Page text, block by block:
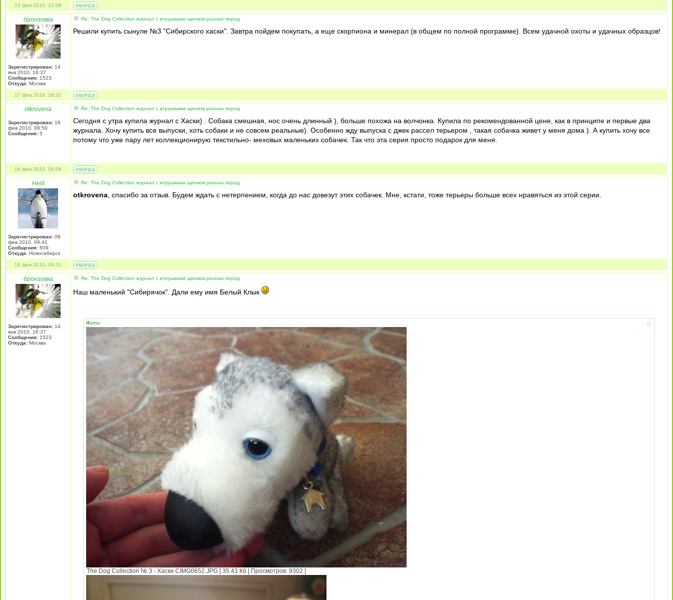
13 фев 2010, 22:09
бронзовка
Зарегистрирован: 14
янв 2010, 16:37
Сообщения: 1523
Откуда: Москва
Re: The Dog Collection журнал с игрушками щенков разных пород
Решили купить сынуле №3 "Сибирского хаски". Завтра пойдем покупать, а еще скорпиона и минерал (в общем по полной программе). Всем удачной охоты и удачных образцов!
17 фев 2010, 18:31
otkrovena
Зарегистрирован: 18
фев 2010, 08:50
Сообщения: 5
Re: The Dog Collection журнал с игрушками щенков разных пород
Сегодня с утра купила журнал с Хаски) . Собака смешная, нос очень длинный ), больше похожа на волчонка. Купила по рекомендованной цене, как в принципе и первые два
журнала. Хочу купить все выпуски, хоть собаки и не совсем реальные). Особенно жду выпуска с джек рассел терьером , такая собачка живет у меня дома ). А купить хочу все
потому что уже пару лет коллекционирую текстильно- меховых маленьких собачек. Так что эта серия просто подарок для меня.
18 фев 2010, 08:54
Helit
Зарегистрирован: 08
фев 2010, 09:41
Сообщения: 609
Откуда: Новосибирск
Re: The Dog Collection журнал с игрушками щенков разных пород
otkrovena , спасибо за отзыв. Будем ждать с нетерпением, когда до нас довезут этих собачек. Мне, кстати, тоже терьеры больше всех нравяться из этой серии.
18 фев 2010, 09:31
бронзовка
Зарегистрирован: 14
янв 2010, 16:37
Сообщения: 1523
Откуда: Москва
Re: The Dog Collection журнал с игрушками щенков разных пород
Наш маленький "Сибирячок". Дали ему имя Белый Клык
Фото:
The Dog Collection № 3 - Хаски CIMG0652.JPG [ 35.43 Кб | Просмотров: 9302 ]